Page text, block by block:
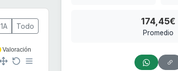
1A Todo
Valoración
174,45€
Promedio